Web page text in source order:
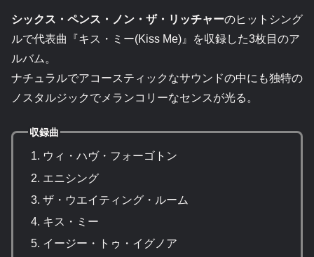
シックス・ペンス・ノン・ザ・リッチャーのヒットシング
ルで代表曲『キス・ミー(Kiss Me)』を収録した3枚目のア
ルバム。
ナチュラルでアコースティックなサウンドの中にも独特の
ノスタルジックでメランコリーなセンスが光る。
収録曲
ウィ・ハヴ・フォーゴトン
エニシング
ザ・ウエイティング・ルーム
キス・ミー
イージー・トゥ・イグノア